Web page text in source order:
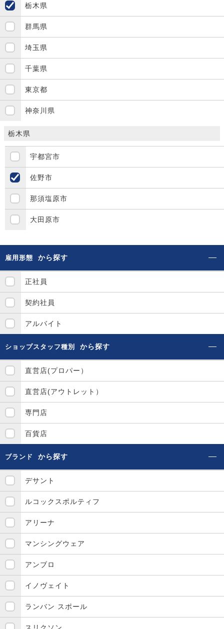
栃木県
群馬県
埼玉県
千葉県
東京都
神奈川県
栃木県
宇都宮市
佐野市
那須塩原市
大田原市
雇用形態 から探す
正社員
契約社員
アルバイト
ショップスタッフ種別 から探す
直営店(プロパー）
直営店(アウトレット）
専門店
百貨店
ブランド から探す
デサント
ルコックスポルティフ
アリーナ
マンシングウェア
アンブロ
イノヴェイト
ランバン スポール